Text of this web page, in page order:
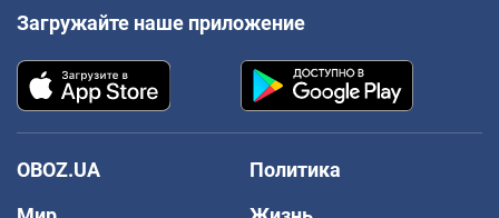
Загружайте наше приложение
OBOZ.UA
Политика